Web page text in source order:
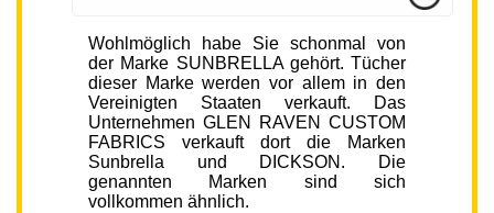
Wohlmöglich habe Sie schonmal von
der Marke SUNBRELLA gehört. Tücher
dieser Marke werden vor allem in den
Vereinigten Staaten verkauft. Das
Unternehmen GLEN RAVEN CUSTOM
FABRICS verkauft dort die Marken
Sunbrella und DICKSON. Die
genannten Marken sind sich
vollkommen ähnlich.